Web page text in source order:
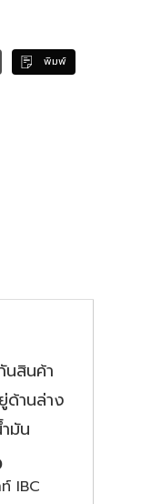
พิมพ์
สินค้า
านล่าง
มัน
IBC